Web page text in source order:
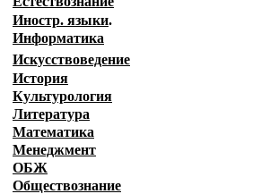
Иностр. языки.
Информатика
Искусствоведение
История
Культурология
Литература
Математика
Менеджмент
ОБЖ
Обществознание